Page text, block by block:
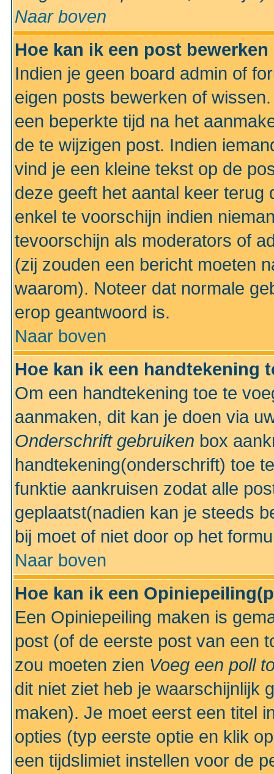
Naar boven
Hoe kan ik een post
Indien je geen board admin of
eigen posts bewerken of
een beperkte tijd na het
de te wijzigen post. Indien
vind je een kleine tekst op de
deze geeft het aantal keer terug
enkel te voorschijn indien
tevoorschijn als moderators of
(zij zouden een bericht moeten
waarom). Noteer dat normale
erop geantwoord is.
Naar boven
Hoe kan ik een handtekening
Om een handtekening toe te
aanmaken, dit kan je doen via
Onderschrift gebruiken box
handtekening(onderschrift) toe
funktie aankruisen zodat alle
geplaatst(nadien kan je steeds
bij moet of niet door op het
Naar boven
Hoe kan ik een
Een Opiniepeiling maken is
post (of de eerste post van een
zou moeten zien Voeg een poll
dit niet ziet heb je waarschijnlijk
maken). Je moet eerst een titel
opties (typ eerste optie en klik
een tijdslimiet instellen voor de